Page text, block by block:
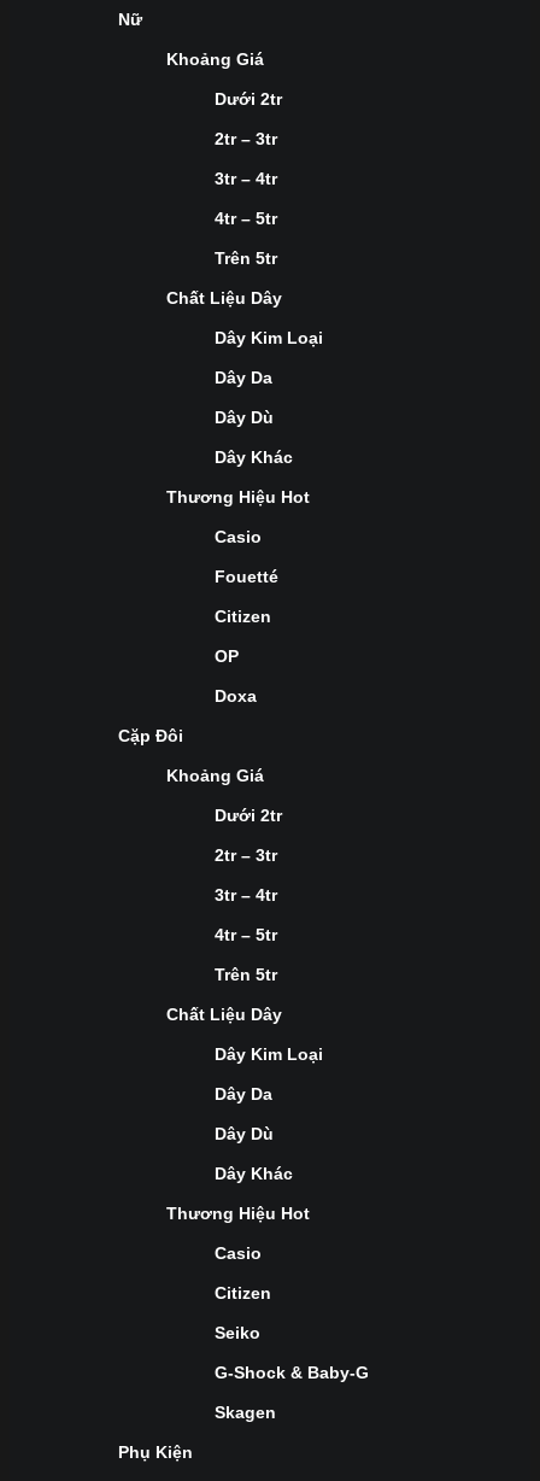
Nữ
Khoảng Giá
Dưới 2tr
2tr – 3tr
3tr – 4tr
4tr – 5tr
Trên 5tr
Chất Liệu Dây
Dây Kim Loại
Dây Da
Dây Dù
Dây Khác
Thương Hiệu Hot
Casio
Fouetté
Citizen
OP
Doxa
Cặp Đôi
Khoảng Giá
Dưới 2tr
2tr – 3tr
3tr – 4tr
4tr – 5tr
Trên 5tr
Chất Liệu Dây
Dây Kim Loại
Dây Da
Dây Dù
Dây Khác
Thương Hiệu Hot
Casio
Citizen
Seiko
G-Shock & Baby-G
Skagen
Phụ Kiện